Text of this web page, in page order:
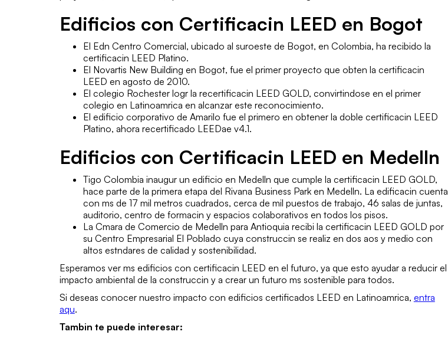
Edificios con Certificacin LEED en Bogot
El Edn Centro Comercial, ubicado al suroeste de Bogot, en Colombia, ha recibido la
certificacin LEED Platino.
El Novartis New Building en Bogot, fue el primer proyecto que obten la certificacin
LEED en agosto de 2010.
El colegio Rochester logr la recertificacin LEED GOLD, convirtindose en el primer
colegio en Latinoamrica en alcanzar este reconocimiento.
El edificio corporativo de Amarilo fue el primero en obtener la doble certificacin LEED
Platino, ahora recertificado LEEDae v4.1.
Edificios con Certificacin LEED en Medelln
Tigo Colombia inaugur un edificio en Medelln que cumple la certificacin LEED GOLD,
hace parte de la primera etapa del Rivana Business Park en Medelln. La edificacin cuenta
con ms de 17 mil metros cuadrados, cerca de mil puestos de trabajo, 46 salas de juntas,
auditorio, centro de formacin y espacios colaborativos en todos los pisos.
La Cmara de Comercio de Medelln para Antioquia recibi la certificacin LEED GOLD por
su Centro Empresarial El Poblado cuya construccin se realiz en dos aos y medio con
altos estndares de calidad y sostenibilidad.
Esperamos ver ms edificios con certificacin LEED en el futuro, ya que esto ayudar a reducir el
impacto ambiental de la construccin y a crear un futuro ms sostenible para todos.
Si deseas conocer nuestro impacto con edificios certificados LEED en Latinoamrica, entra
aqu.
Tambin te puede interesar: